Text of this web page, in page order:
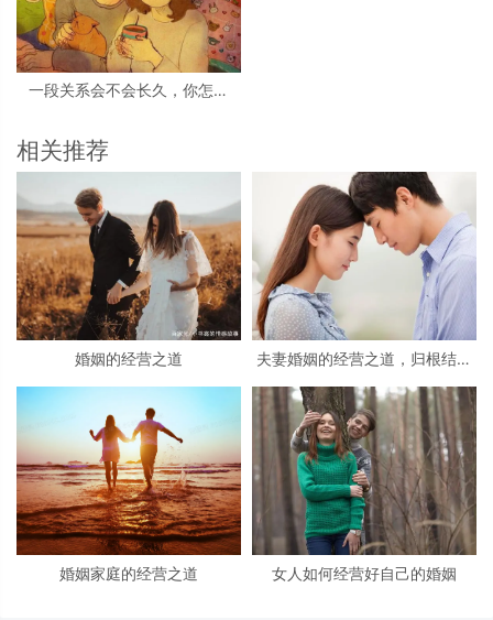
一段关系会不会长久，你怎么
相关推荐
婚姻的经营之道
夫妻婚姻的经营之道，归根结底
婚姻家庭的经营之道 女人如何经营好自己的婚姻